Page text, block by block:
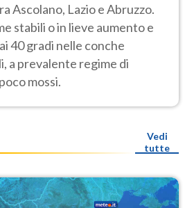
Ascolano, Lazio e Abruzzo.
stabili o in lieve aumento e
40 gradi nelle conche
a prevalente regime di
mossi.
Vedi
tutte